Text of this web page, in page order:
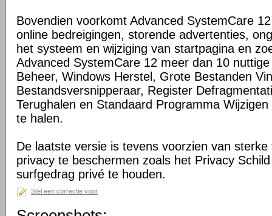
Bovendien voorkomt Advanced SystemCare
online bedreigingen, storende advertenties,
het systeem en wijziging van startpagina en
Advanced SystemCare 12 meer dan 10
Beheer, Windows Herstel, Grote Bestanden
Bestandsversnipperaar, Register
Terughalen en Standaard Programma
te halen.
De laatste versie is tevens voorzien van
privacy te beschermen zoals het Privacy
surfgedrag privé te houden.
Stel een correctie voor